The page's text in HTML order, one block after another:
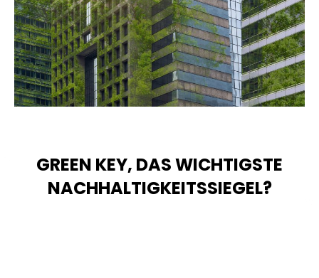
GREEN KEY, DAS WICHTIGSTE
NACHHALTIGKEITSSIEGEL?